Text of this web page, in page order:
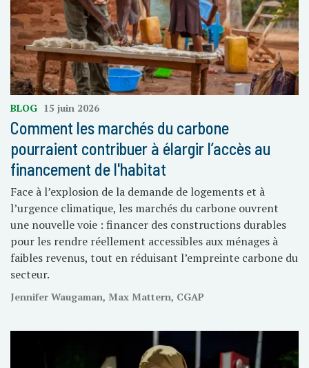
BLOG 15 juin 2026
Comment les marchés du carbone
pourraient contribuer à élargir l’accès au
financement de l'habitat
Face à l’explosion de la demande de logements et à
l’urgence climatique, les marchés du carbone ouvrent
une nouvelle voie : financer des constructions durables
pour les rendre réellement accessibles aux ménages à
faibles revenus, tout en réduisant l’empreinte carbone du
secteur.
Jennifer Waugaman, Max Mattern, CGAP